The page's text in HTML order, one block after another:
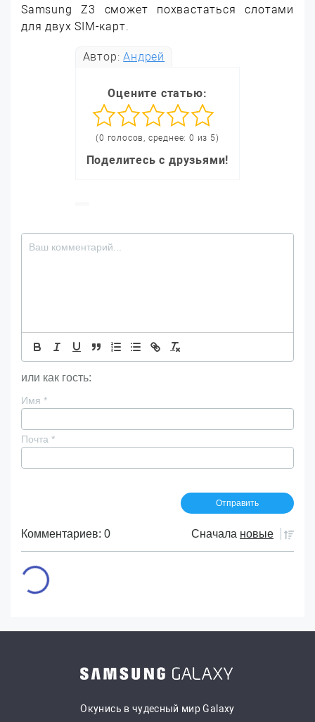
Samsung Z3 сможет похвастаться слотами
для двух SIM-карт.
Автор:Андрей
Оцените статью:
(0 голосов, среднее: 0 из 5)
Поделитесь с друзьями!
или как гость:
Имя *
Почта *
Комментариев: 0 Сначала новые
Окунись в чудесный мир Galaxy